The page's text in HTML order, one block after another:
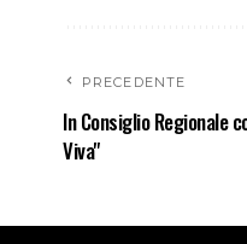
PRECEDENTE
In Consiglio Regionale
Viva"